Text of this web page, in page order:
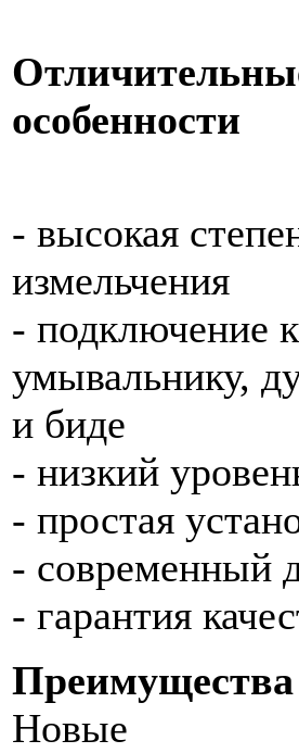
особенности
- высокая
измельчения
- подключение
умывальнику,
и биде
- низкий
- простая
- современный
- гарантия
Преимущества
Новые